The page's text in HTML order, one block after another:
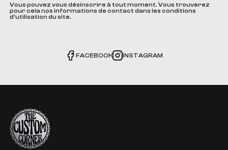
Vous pouvez vous désinscrire à tout moment. Vous trouverez
pour cela nos informations de contact dans les conditions
d'utilisation du site.
FACEBOOK INSTAGRAM
The Custom Corner